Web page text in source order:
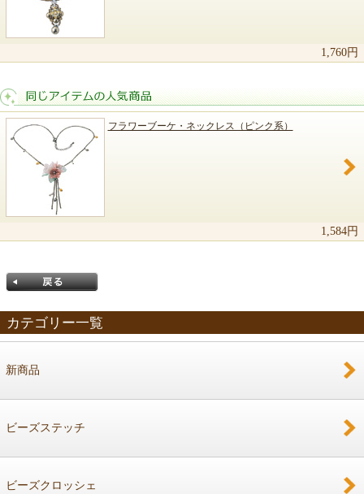
1,760円
フラワーブーケ・ネックレス（ピンク系）
1,584円
カテゴリー一覧
新商品
ビーズステッチ
ビーズクロッシェ